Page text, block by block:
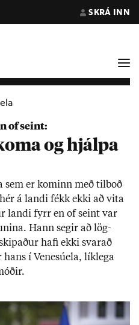
SKRÁ INN
of seint:
og hjálpa
sem er kom­inn með til­boð
á landi fékk ekki að vita
landi fyrr en of seint var
Hann seg­ir að lög­
hafi ekki svar­að
í Venesúela, lík­lega